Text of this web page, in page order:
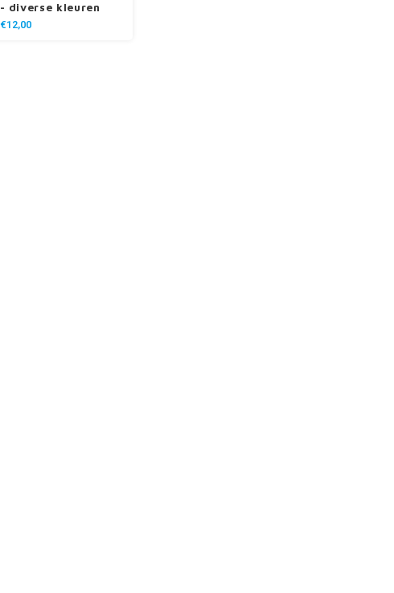
- diverse kleuren
€12,00